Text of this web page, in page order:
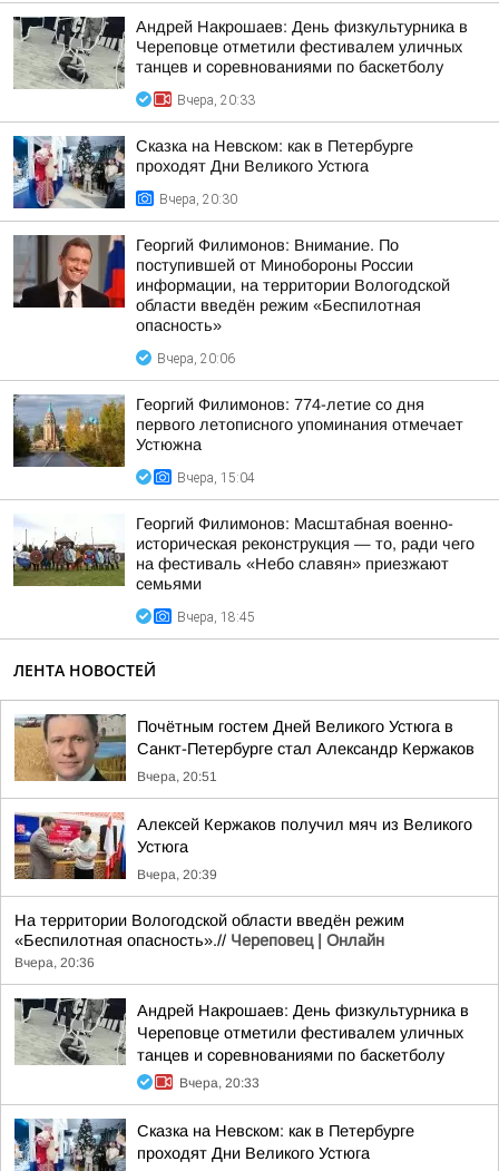
Андрей Накрошаев: День физкультурника в
Череповце отметили фестивалем уличных
танцев и соревнованиями по баскетболу
Вчера, 20:33
Сказка на Невском: как в Петербурге
проходят Дни Великого Устюга
Вчера, 20:30
Георгий Филимонов: Внимание. По
поступившей от Минобороны России
информации, на территории Вологодской
области введён режим «Беспилотная
опасность»
Вчера, 20:06
Георгий Филимонов: 774-летие со дня
первого летописного упоминания отмечает
Устюжна
Вчера, 15:04
Георгий Филимонов: Масштабная военно-
историческая реконструкция — то, ради чего
на фестиваль «Небо славян» приезжают
семьями
Вчера, 18:45
ЛЕНТА НОВОСТЕЙ
Почётным гостем Дней Великого Устюга в
Санкт-Петербурге стал Александр Кержаков
Вчера, 20:51
Алексей Кержаков получил мяч из Великого
Устюга
Вчера, 20:39
На территории Вологодской области введён режим
«Беспилотная опасность».// Череповец | Онлайн
Вчера, 20:36
Андрей Накрошаев: День физкультурника в
Череповце отметили фестивалем уличных
танцев и соревнованиями по баскетболу
Вчера, 20:33
Сказка на Невском: как в Петербурге
проходят Дни Великого Устюга